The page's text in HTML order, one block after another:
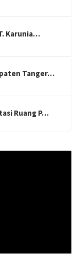
Karunia…
Tanger…
Ruang P…